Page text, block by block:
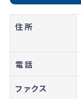
住所
電話
ファクス